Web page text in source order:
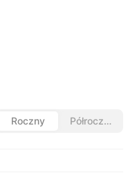
Roczny Półroczny